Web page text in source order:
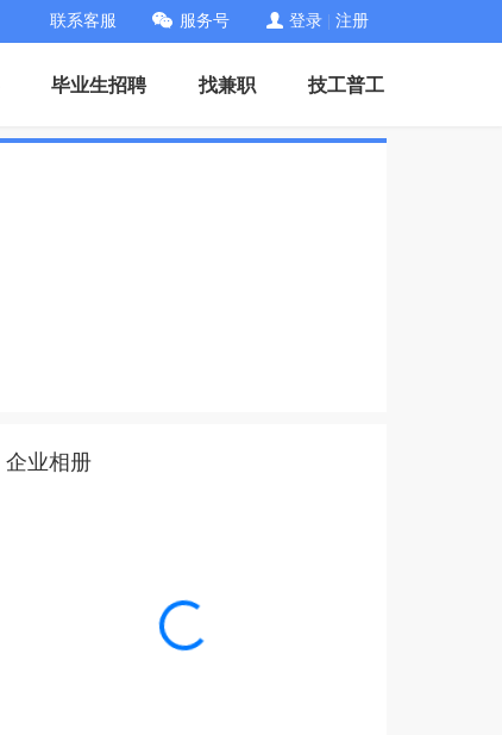
联系客服 服务号 登录 注册
毕业生招聘 找兼职 技工普工
企业相册